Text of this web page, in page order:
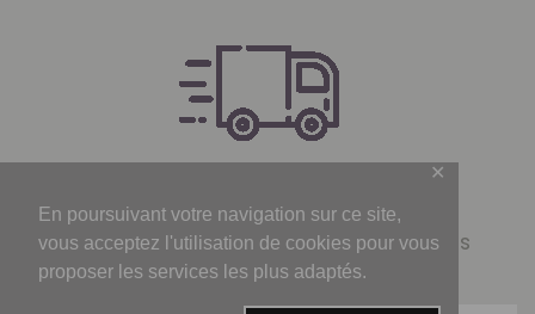
En poursuivant votre navigation sur ce site,
vous acceptez l'utilisation de cookies pour vous
proposer les services les plus adaptés.
✕
LivraisonGratuitedès 69€ d'achats
Livraison pour la France en 7 jours ouvrés